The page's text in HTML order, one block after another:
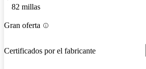
82 millas
Gran oferta
Certificados por el fabricante